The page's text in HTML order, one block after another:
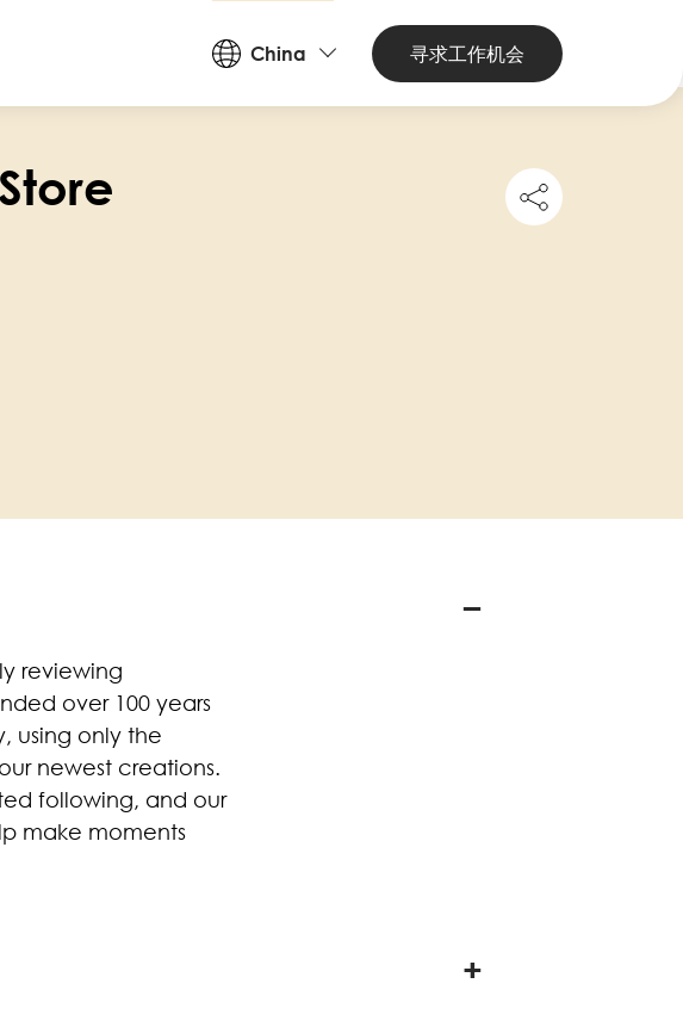
Countries
and
Languages
China 寻求工作机会
Share
this
reviewing
over 100 years
using only the
newest creations.
following, and our
make moments